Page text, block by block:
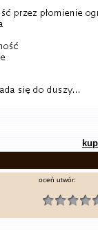
oceń utwór: